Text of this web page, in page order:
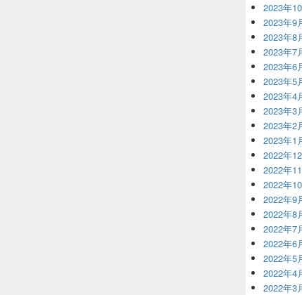
2023年
2023年9
2023年8
2023年7
2023年6
2023年5
2023年4
2023年3
2023年2
2023年1
2022年
2022年
2022年
2022年9
2022年8
2022年7
2022年6
2022年5
2022年4
2022年3